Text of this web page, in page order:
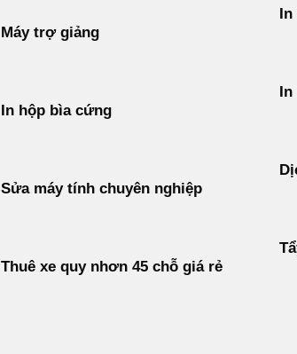
Máy trợ giảng
In hộp bìa cứng
Sửa máy tính chuyên nghiệp
Thuê xe quy nhơn 45 chỗ giá rẻ